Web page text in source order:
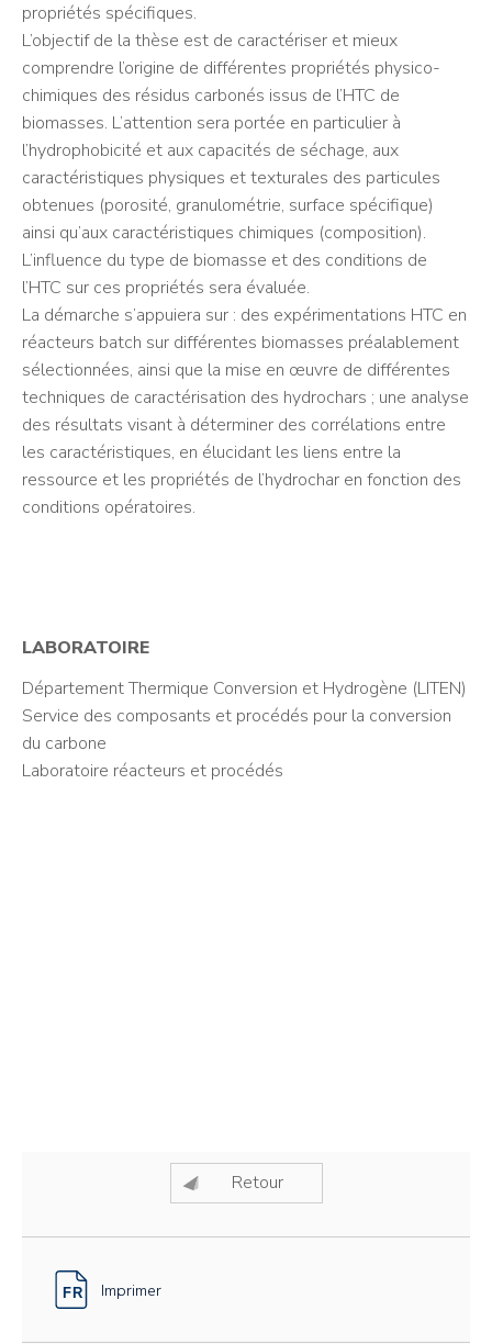
propriétés spécifiques.
L’objectif de la thèse est de caractériser et mieux
comprendre l’origine de différentes propriétés physico-
chimiques des résidus carbonés issus de l’HTC de
biomasses. L’attention sera portée en particulier à
l’hydrophobicité et aux capacités de séchage, aux
caractéristiques physiques et texturales des particules
obtenues (porosité, granulométrie, surface spécifique)
ainsi qu’aux caractéristiques chimiques (composition).
L’influence du type de biomasse et des conditions de
l’HTC sur ces propriétés sera évaluée.
La démarche s’appuiera sur : des expérimentations HTC en
réacteurs batch sur différentes biomasses préalablement
sélectionnées, ainsi que la mise en œuvre de différentes
techniques de caractérisation des hydrochars ; une analyse
des résultats visant à déterminer des corrélations entre
les caractéristiques, en élucidant les liens entre la
ressource et les propriétés de l’hydrochar en fonction des
conditions opératoires.
LABORATOIRE
Département Thermique Conversion et Hydrogène (LITEN)
Service des composants et procédés pour la conversion
du carbone
Laboratoire réacteurs et procédés
Retour
Imprimer